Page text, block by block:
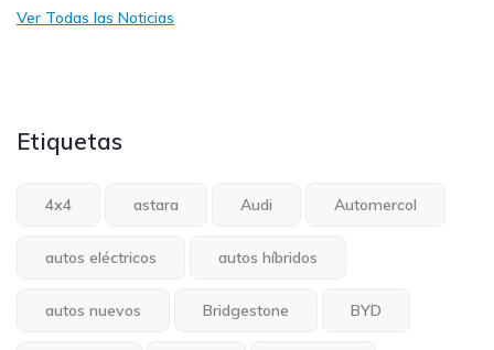
Ver Todas las Noticias
Etiquetas
4x4 astara Audi Automercol
autos eléctricos autos híbridos
autos nuevos Bridgestone BYD